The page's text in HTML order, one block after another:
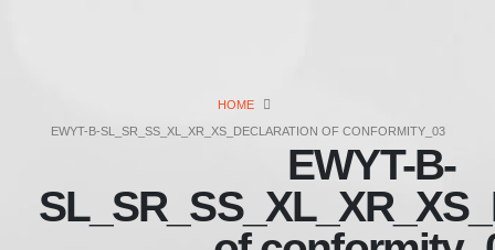
HOME
EWYT-B-SL_SR_SS_XL_XR_XS_DECLARATION OF CONFORMITY_03
EWYT-B-